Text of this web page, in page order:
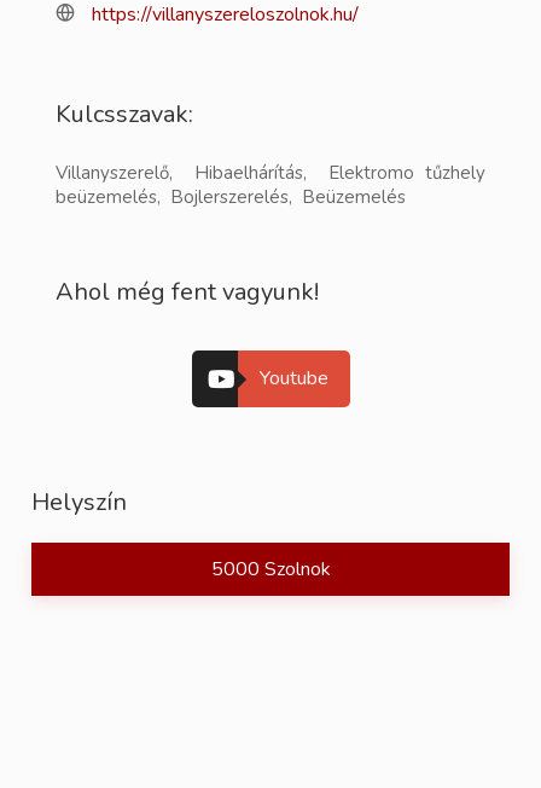
https://villanyszereloszolnok.hu/
Kulcsszavak:
Villanyszerelő, Hibaelhárítás, Elektromo tűzhely
beüzemelés, Bojlerszerelés, Beüzemelés
Ahol még fent vagyunk!
Youtube
Helyszín
5000 Szolnok